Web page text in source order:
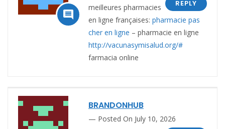

REPLY
meilleures pharmacies
en ligne françaises: pharmacie pas
cher en ligne – pharmacie en ligne
http://vacunasymisalud.org/#
farmacia online
BRANDONHUB
Posted On July 10, 2026